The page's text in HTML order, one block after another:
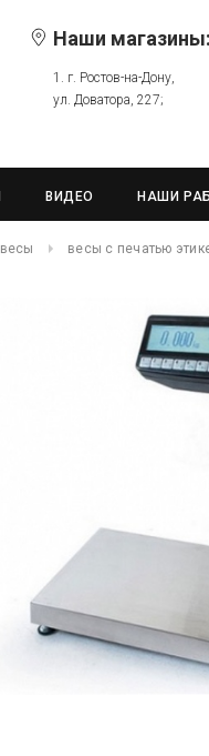
Наши магазины:
1. г. Ростов-на-Дону,
ул. Доватора, 227;
ВИДЕО НАШИ
весы весы с печатью